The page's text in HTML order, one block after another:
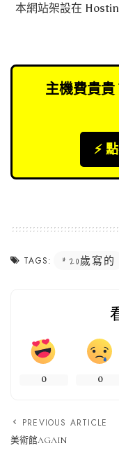
本網站架設在
主機費貴
⚡️
TAGS: 20歲寫的
0 0
PREVIOUS ARTICLE
美術館AGAIN